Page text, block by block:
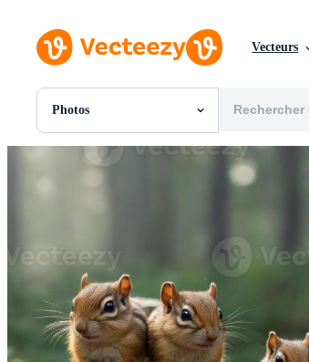
Vecteurs
Photos
Toutes Images
Photos
PNGs
Vidéos
Motion graphics
Images Éditoriales
Événements Éditoriaux